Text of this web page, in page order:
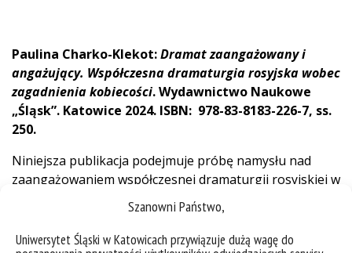
Szanowni Państwo,
Uniwersytet Śląski w Katowicach przywiązuje dużą wagę do
Paulina Charko-Klekot:Dramat zaangażowany i
angażujący. Współczesna dramaturgia rosyjska wobec
zagadnienia kobiecości. Wydawnictwo Naukowe
„Śląsk”. Katowice 2024. ISBN: 978-83-8183-226-7, ss.
250.
Niniejsza publikacja podejmuje próbę namysłu nad
zaangażowaniem współczesnej dramaturgii rosyjskiej w
zakresie definiowania i przedefiniowywania roli kobiety
we współczesnym świecie. Przyjmując założenie, że
figura autora jest ważnym elementem składowym